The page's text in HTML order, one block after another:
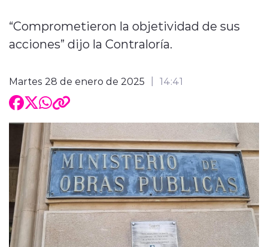
“Comprometieron la objetividad de sus
acciones” dijo la Contraloría.
Martes 28 de enero de 2025 14:41